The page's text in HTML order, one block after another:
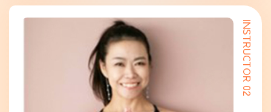
INSTRUCTOR 02